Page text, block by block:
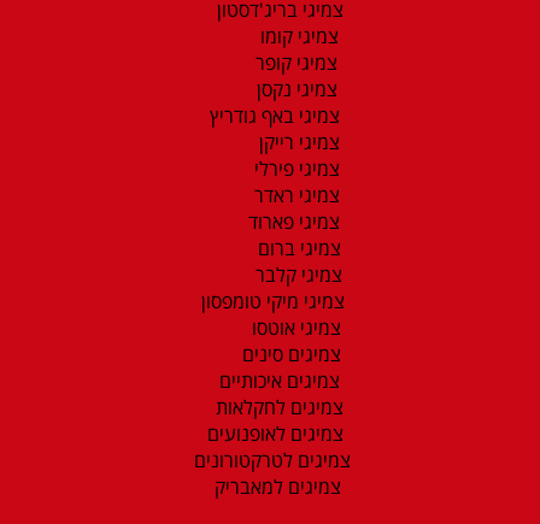
צמיגי בריג'דסטון
צמיגי קומו
צמיגי קופר
צמיגי נקסן
צמיגי באף גודריץ
צמיגי רייקן
צמיגי פירלי
צמיגי ראדר
צמיגי פארוד
צמיגי ברום
צמיגי קלבר
צמיגי מיקי טומפסון
צמיגי אוטסו
צמיגים סינים
צמיגים איכותיים
צמיגים לחקלאות
צמיגים לאופנועים
צמיגים לטרקטורונים
צמיגים למאבריק